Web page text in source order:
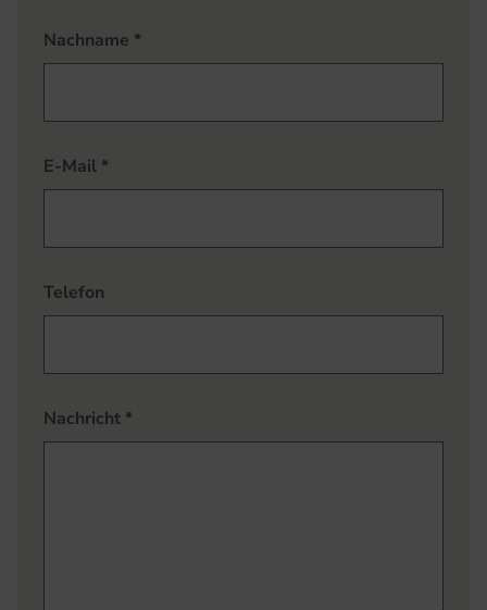
Nachname *
E-Mail *
Telefon
Nachricht *